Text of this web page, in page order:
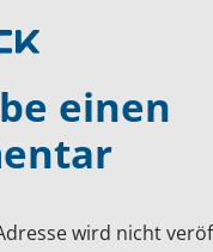
einen
wird nicht